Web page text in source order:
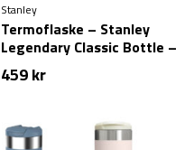
Stanley
Termoflaske – Stanley
Legendary Classic Bottle –
0,59L
459kr